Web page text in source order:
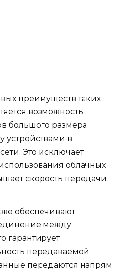
преимуществ таких
возможность
большого размера
в
Это исключает
облачных
скорость передачи
обеспечивают
между
гарантирует
передаваемой
передаются напрям